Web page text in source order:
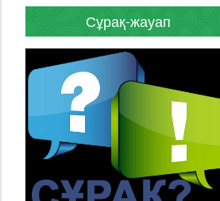
Сұрақ-жауап